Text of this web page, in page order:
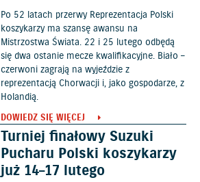
Po 52 latach przerwy Reprezentacja Polski
koszykarzy ma szansę awansu na
Mistrzostwa Świata. 22 i 25 lutego odbędą
się dwa ostanie mecze kwalifikacyjne. Biało –
czerwoni zagrają na wyjeździe z
reprezentacją Chorwacji i, jako gospodarze, z
Holandią.
DOWIEDZ SIĘ WIĘCEJ
Turniej finałowy Suzuki
Pucharu Polski koszykarzy
już 14–17 lutego